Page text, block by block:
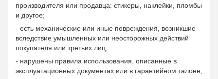
производителя или продавца: стикеры, наклейки, пломбы
и другое;
- есть механические или иные повреждения, возникшие
вследствие умышленных или неосторожных действий
покупателя или третьих лиц;
- нарушены правила использования, описанные в
эксплуатационных документах или в гарантийном талоне;